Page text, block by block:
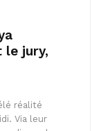
le jury,
réalité
Via leur